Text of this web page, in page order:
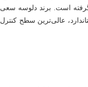
است. برند دلوسه سعی
عالی‌ترین سطح کنترل